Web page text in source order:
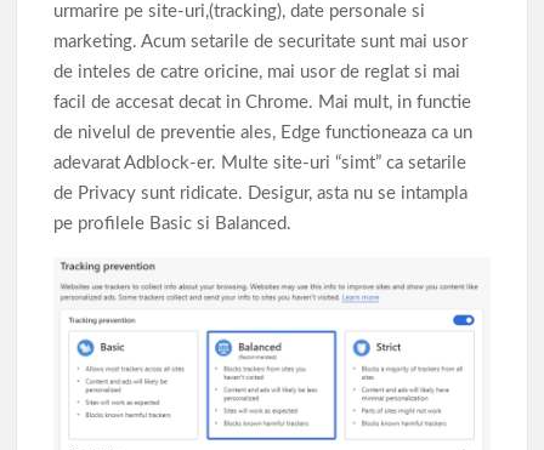
urmarire pe site-uri,(tracking), date personale si
marketing. Acum setarile de securitate sunt mai usor
de inteles de catre oricine, mai usor de reglat si mai
facil de accesat decat in Chrome. Mai mult, in functie
de nivelul de preventie ales, Edge functioneaza ca un
adevarat Adblock-er. Multe site-uri “simt” ca setarile
de Privacy sunt ridicate. Desigur, asta nu se intampla
pe profilele Basic si Balanced.